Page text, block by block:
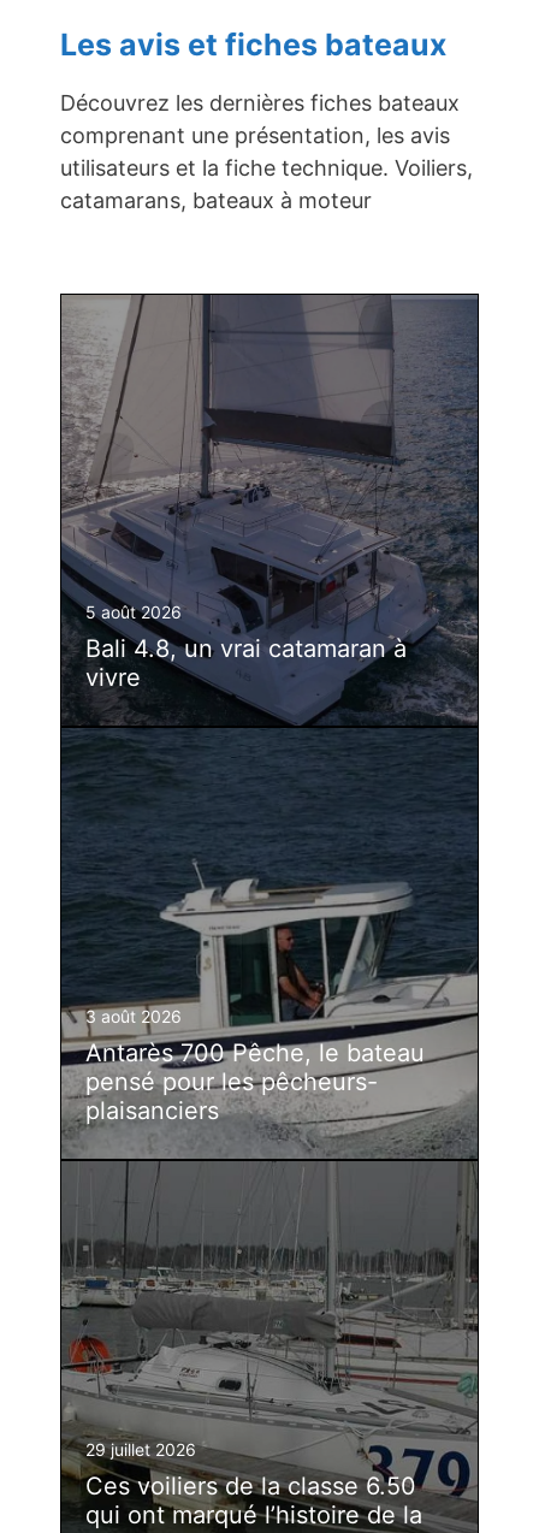
Les avis et fiches bateaux
Découvrez les dernières fiches bateaux
comprenant une présentation, les avis
utilisateurs et la fiche technique. Voiliers,
catamarans, bateaux à moteur
5 août 2026
Bali 4.8, un vrai catamaran à
vivre
3 août 2026
Antarès 700 Pêche, le bateau
pensé pour les pêcheurs-
plaisanciers
29 juillet 2026
Ces voiliers de la classe 6.50
qui ont marqué l’histoire de la